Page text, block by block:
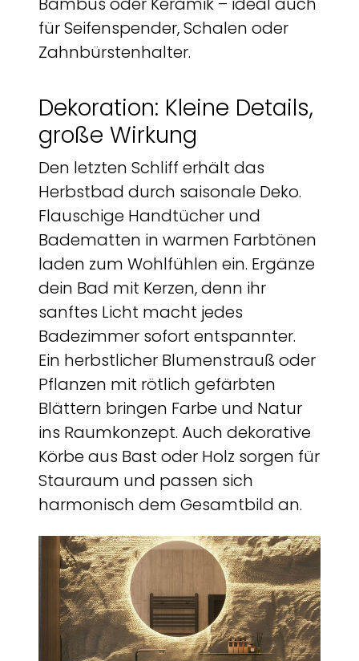
für Seifenspender, Schalen oder
Zahnbürstenhalter.
Dekoration: Kleine Details,
große Wirkung
Den letzten Schliff erhält das
Herbstbad durch saisonale Deko.
Flauschige Handtücher und
Badematten in warmen Farbtönen
laden zum Wohlfühlen ein. Ergänze
dein Bad mit Kerzen, denn ihr
sanftes Licht macht jedes
Badezimmer sofort entspannter.
Ein herbstlicher Blumenstrauß oder
Pflanzen mit rötlich gefärbten
Blättern bringen Farbe und Natur
ins Raumkonzept. Auch dekorative
Körbe aus Bast oder Holz sorgen für
Stauraum und passen sich
harmonisch dem Gesamtbild an.